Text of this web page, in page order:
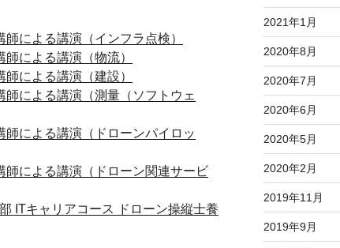
による講演（インフラ点検）
による講演（物流）
による講演（建設）
による講演（測量（ソフトウェ
による講演（ドローンパイロッ
による講演（ドローン関連サービ
ITキャリアコース ドローン操縦士養
2021年1月
2020年8月
2020年7月
2020年6月
2020年5月
2020年2月
2019年11月
2019年9月